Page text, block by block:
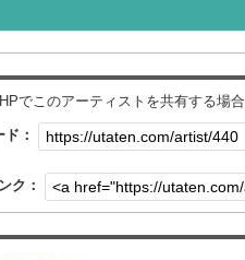
でこのアーティストを共有する場
ド：
ク：